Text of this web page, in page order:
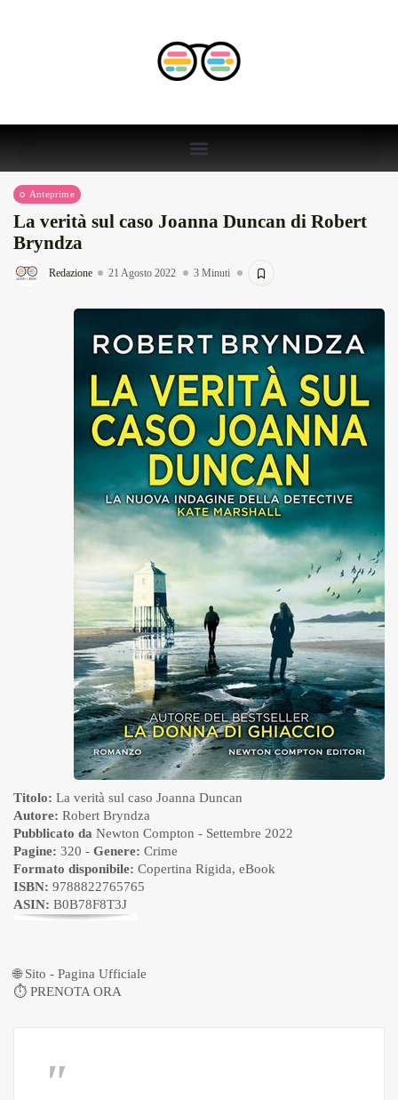
Anteprime
La verità sul caso Joanna Duncan di Robert
Bryndza
Redazione 21 Agosto 2022 3 Minuti
Titolo: La verità sul caso Joanna Duncan
Autore: Robert Bryndza
Pubblicato da Newton Compton - Settembre 2022
Pagine: 320 - Genere: Crime
Formato disponibile: Copertina Rigida, eBook
ISBN: 9788822765765
ASIN: B0B78F8T3J
🌐Sito - Pagina Ufficiale
⏱ PRENOTA ORA